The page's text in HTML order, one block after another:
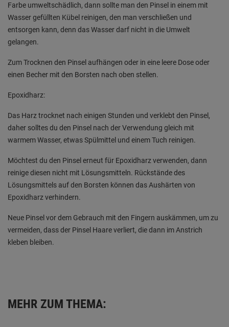
Farbe umweltschädlich, dann sollte man den Pinsel in einem mit
Wasser gefüllten Kübel reinigen, den man verschließen und
entsorgen kann, denn das Wasser darf nicht in die Umwelt
gelangen.
Zum Trocknen den Pinsel aufhängen oder in eine leere Dose oder
einen Becher mit den Borsten nach oben stellen.
Epoxidharz:
Das Harz trocknet nach einigen Stunden und verklebt den Pinsel,
daher solltes du den Pinsel nach der Verwendung gleich mit
warmem Wasser, etwas Spülmittel und einem Tuch reinigen.
Möchtest du den Pinsel erneut für Epoxidharz verwenden, dann
reinige diesen nicht mit Lösungsmitteln. Rückstände des
Lösungsmittels auf den Borsten können das Aushärten von
Epoxidharz verhindern.
Neue Pinsel vor dem Gebrauch mit den Fingern auskämmen, um zu
vermeiden, dass der Pinsel Haare verliert, die dann im Anstrich
kleben bleiben.
MEHR ZUM THEMA: